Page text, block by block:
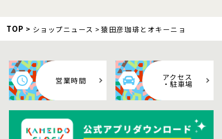
TOP ショップニュース 猿田彦珈琲とオキーニョ
営業時間 アクセス
・駐車場